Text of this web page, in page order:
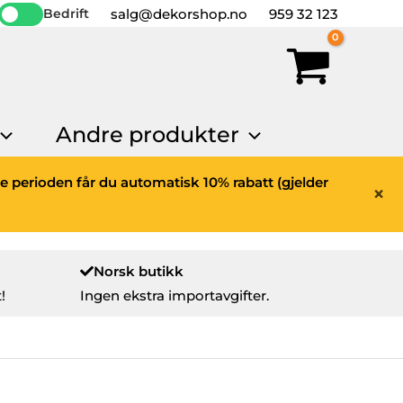
Bedrift salg@dekorshop.no 959 32 123
Andre produkter
×
perioden får du automatisk 10% rabatt (gjelder
Norsk butikk
Ingen ekstra importavgifter.